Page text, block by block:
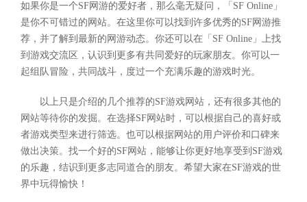
如果你是一个SF网游的爱好者，那么毫无疑问，「SF Online」
是你不可错过的网站。在这里你可以找到许多优秀的SF网游推
荐，并了解到最新的网游动态。你还可以在「SF Online」上找
到游戏交流区，认识到更多有共同爱好的玩家朋友。你可以一
起组队冒险，共同战斗，度过一个充满乐趣的游戏时光。
以上只是介绍的几个推荐的SF游戏网站，还有很多其他的
网站等待你的发掘。在选择SF网站时，可以根据自己的喜好或
者游戏类型来进行筛选。也可以根据网站的用户评价和口碑来
做出决策。找一个好的SF网站，能够让你更好地享受到SF游戏
的乐趣，结识到更多志同道合的朋友。希望大家在SF游戏的世
界中玩得愉快！